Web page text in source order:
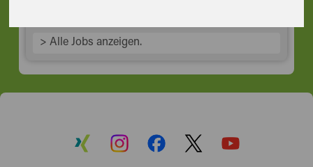
> Alle Jobs anzeigen.